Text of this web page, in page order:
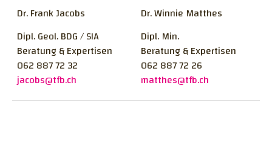
ZUSATZSTOFFE IM DÜNNSCHLIFF
VERDICHTUNGSPRÜFUNG MIT
ISOTOPENSONDE
BAUER FILTERPRESSE
PETROGRAPHIE - GESTEINKÖRNUNG IN DER
SCHWEIZ
Dr. Frank Jacobs
Dipl. Geol. BDG / SIA
Beratung & Expertisen
062 887 72 32
jacobs@tfb.ch
Dr. Winnie Matthes
Dipl. Min.
Beratung & Expertisen
062 887 72 26
matthes@tfb.ch